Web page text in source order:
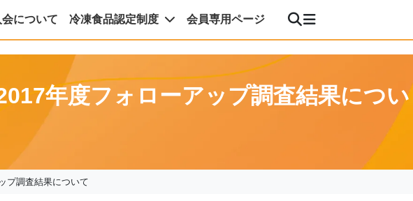
会について 冷凍食品認定制度 会員専用ページ
年度フォローアップ調査結果につい
プ調査結果について